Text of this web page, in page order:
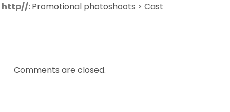
http//:Promotional photoshoots > Cast
Comments are closed.